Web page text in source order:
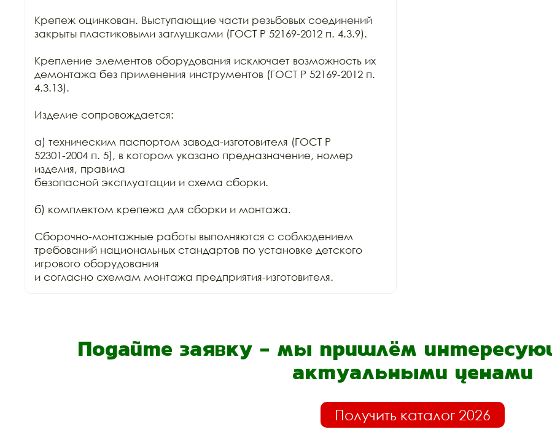
Крепеж оцинкован. Выступающие части резьбовых соединений
закрыты пластиковыми заглушками (ГОСТ Р 52169-2012 п. 4.3.9).
Крепление элементов оборудования исключает возможность их
демонтажа без применения инструментов (ГОСТ Р 52169-2012 п.
4.3.13).
Изделие сопровождается:
а) техническим паспортом завода-изготовителя (ГОСТ Р
52301-2004 п. 5), в котором указано предназначение, номер
изделия, правила
безопасной эксплуатации и схема сборки.
б) комплектом крепежа для сборки и монтажа.
Сборочно-монтажные работы выполняются с соблюдением
требований национальных стандартов по установке детского
игрового оборудования
и согласно схемам монтажа предприятия-изготовителя.
Подайте заявку - мы пришлём
актуальными ценами
Получить каталог 2026